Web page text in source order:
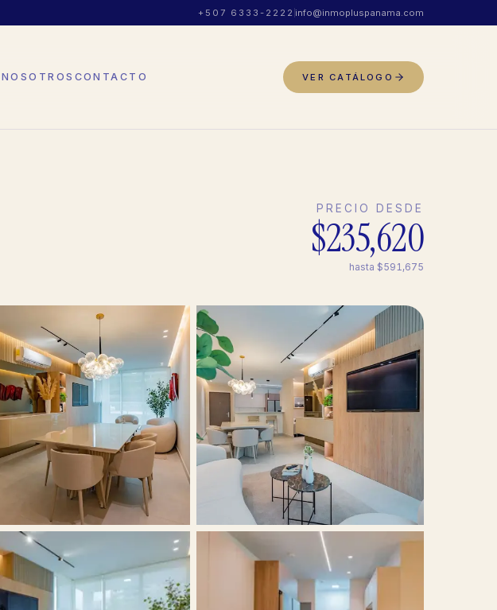
+507 6333-2222 info@inmopluspanama.com
NOSOTROS CONTACTO VER CATÁLOGO
PRECIO DESDE
$235,620
hasta $591,675